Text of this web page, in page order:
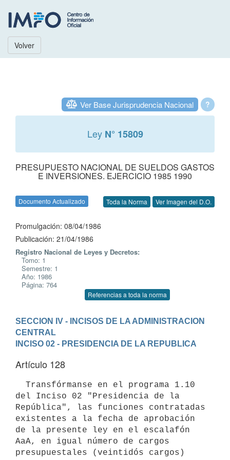
Volver
?
Ver Base Jurisprudencia Nacional
Ley N° 15809
PRESUPUESTO NACIONAL DE SUELDOS GASTOS
E INVERSIONES. EJERCICIO 1985 1990
Documento Actualizado Toda la Norma Ver Imagen del D.O.
Promulgación: 08/04/1986
Publicación: 21/04/1986
Registro Nacional de Leyes y Decretos:
Tomo: 1
Semestre: 1
Año: 1986
Página: 764
Referencias a toda la norma
SECCION IV - INCISOS DE LA ADMINISTRACION
CENTRAL
INCISO 02 - PRESIDENCIA DE LA REPUBLICA
Artículo 128
del Inciso 02 "Presidencia de la
República", las funciones contratadas
existentes a la fecha de aprobación
de la presente ley en el escalafón
AaA, en igual número de cargos
presupuestales (veintidós cargos)